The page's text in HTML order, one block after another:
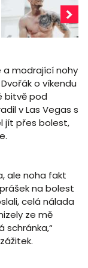
a modrající nohy
o víkendu
bitvě pod
v Las Vegas s
jít přes bolest,
ale noha fakt
na bolest
celá nálada
ze mě
schránka,“